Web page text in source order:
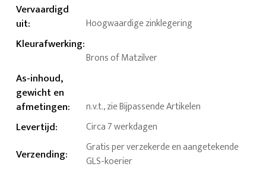
Vervaardigd
uit: Hoogwaardige zinklegering
Kleurafwerking:
Brons of Matzilver
As-inhoud,
gewicht en
afmetingen: n.v.t., zie Bijpassende Artikelen
Levertijd: Circa 7 werkdagen
Verzending:
Gratis per verzekerde en aangetekende
GLS-koerier